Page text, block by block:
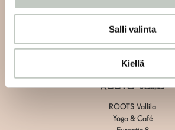
Salli valinta
Kiellä
Tietosuojaseloste
Toimitus- ja maksuehdot
Evästeiden hallinta
ROOTS Vallila
ROOTS Vallila
Yoga & Café